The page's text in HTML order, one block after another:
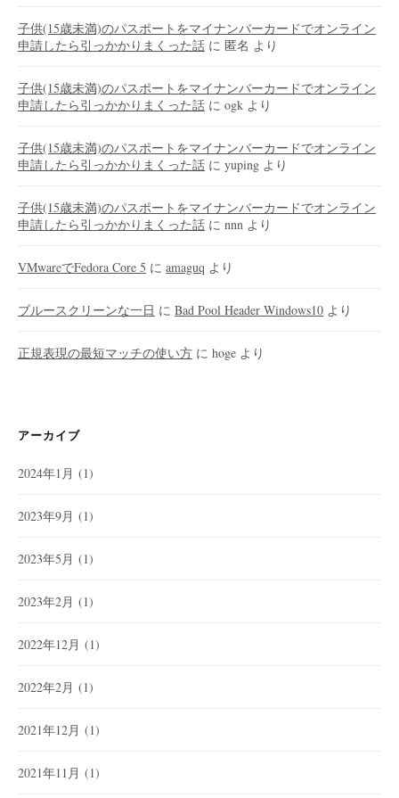
子供(15歳未満)のパスポートをマイナンバーカードでオンライン
申請したら引っかかりまくった話 に 匿名 より
子供(15歳未満)のパスポートをマイナンバーカードでオンライン
申請したら引っかかりまくった話 に ogk より
子供(15歳未満)のパスポートをマイナンバーカードでオンライン
申請したら引っかかりまくった話 に yuping より
子供(15歳未満)のパスポートをマイナンバーカードでオンライン
申請したら引っかかりまくった話 に nnn より
VMwareでFedora Core 5 に amaguq より
ブルースクリーンな一日 に Bad Pool Header Windows10 より
正規表現の最短マッチの使い方 に hoge より
アーカイブ
2024年1月 (1)
2023年9月 (1)
2023年5月 (1)
2023年2月 (1)
2022年12月 (1)
2022年2月 (1)
2021年12月 (1)
2021年11月 (1)